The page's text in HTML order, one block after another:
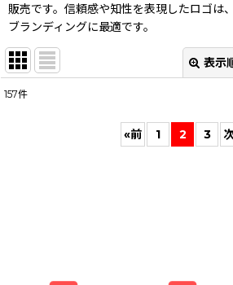
販売です。信頼感や知性を表現したロゴは
ブランディングに最適です。
表示
157件
«前 1 2 3